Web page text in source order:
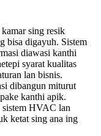
sing resik
bisa digayuh. Sistem
diawasi kanthi
syarat kualitas
lan bisnis.
dibangun miturut
kanthi apik.
sistem HVAC lan
ketat sing ana ing